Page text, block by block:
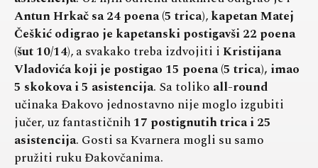
Antun Hrkač sa 24 poena (5 trica),kapetan Matej
Češkić odigrao je kapetanski postigavši 22 poena
(šut 10/14), a svakako treba izdvojiti iKristijana
Vladovića koji je postigao 15 poena (5 trica), imao
5 skokova i 5 asistencija. Sa toliko all-round
učinaka Đakovo jednostavno nije moglo izgubiti
jučer, uz fantastičnih17 postignutih trica i 25
asistencija. Gosti sa Kvarnera mogli su samo
pružiti ruku Đakovčanima.